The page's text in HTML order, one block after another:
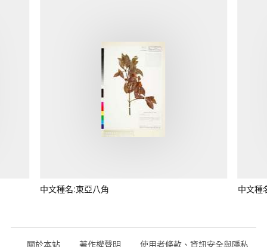
中文種名:東亞八角 中文種
關於本站 著作權聲明 使用者條款、資訊安全與隱私